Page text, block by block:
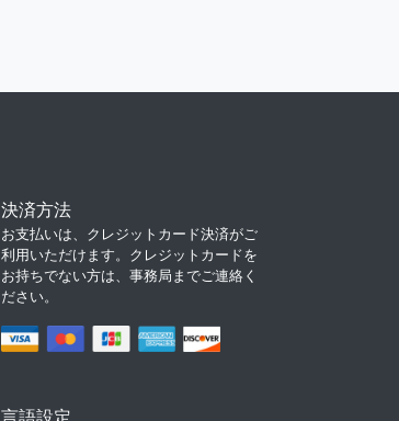
決済方法
お支払いは、クレジットカード決済がご
利用いただけます。クレジットカードを
お持ちでない方は、事務局までご連絡く
ださい。
言語設定